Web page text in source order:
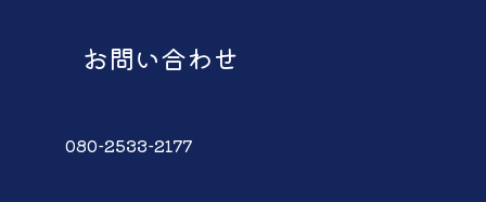
お問い合わせ
080-2533-2177